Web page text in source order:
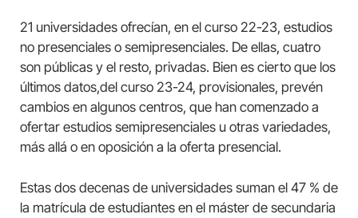
21 universidades ofrecían, en el curso 22-23, estudios
no presenciales o semipresenciales. De ellas, cuatro
son públicas y el resto, privadas. Bien es cierto que los
últimos datos,del curso 23-24, provisionales, prevén
cambios en algunos centros, que han comenzado a
ofertar estudios semipresenciales u otras variedades,
más allá o en oposición a la oferta presencial.
Estas dos decenas de universidades suman el 47 % de
la matrícula de estudiantes en el máster de secundaria